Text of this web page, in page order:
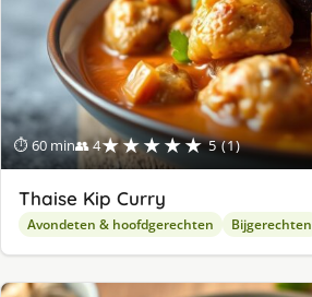
⏱ 60 min👥 4★★★★★ 5 (1)
Thaise Kip Curry
Avondeten & hoofdgerechten Bijgerechten